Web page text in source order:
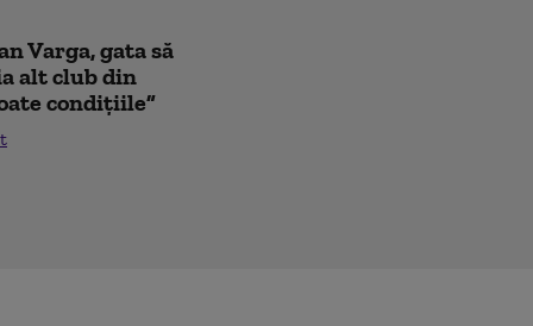
Varga, gata să
alt club din
condițiile”